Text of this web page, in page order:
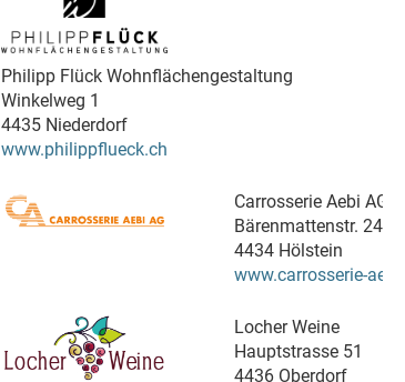
Philipp Flück Wohnflächengestaltung
Winkelweg 1
4435 Niederdorf
www.philippflueck.ch
Carrosserie Aebi AG
Bärenmattenstr. 24
4434 Hölstein
www.carrosserie-
Locher Weine
Hauptstrasse 51
4436 Oberdorf